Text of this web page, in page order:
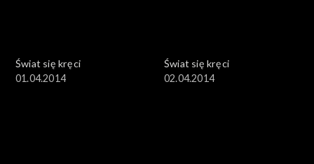
Świat się kręci
01.04.2014
Świat się kręci
02.04.2014